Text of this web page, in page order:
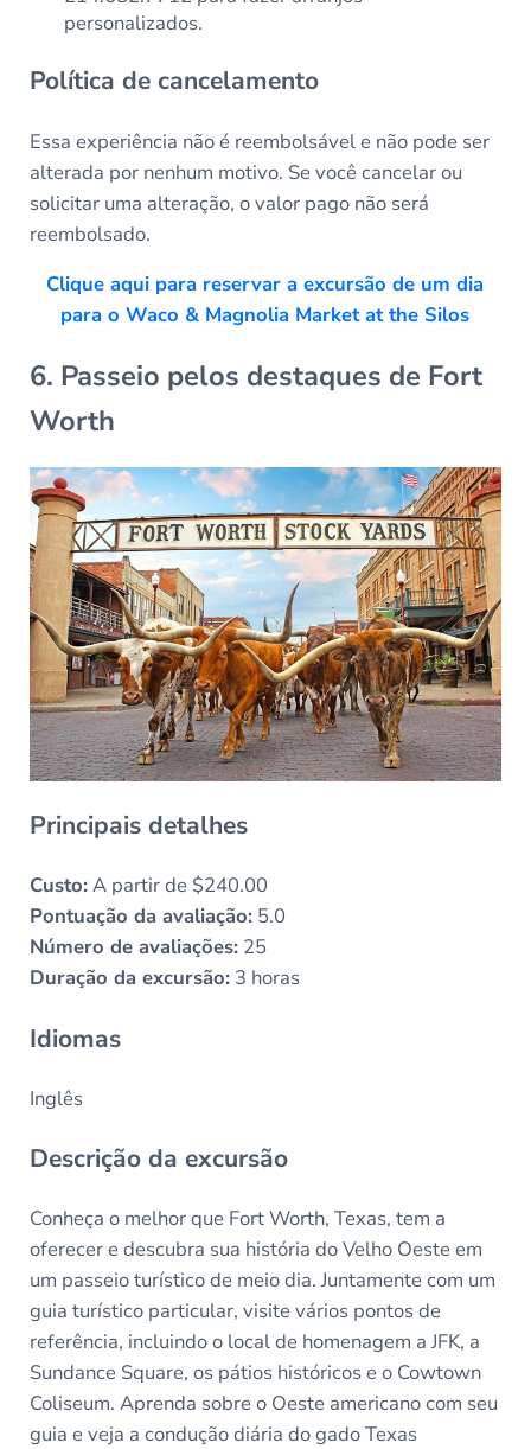
personalizados.
Política de cancelamento
Essa experiência não é reembolsável e não pode ser
alterada por nenhum motivo. Se você cancelar ou
solicitar uma alteração, o valor pago não será
reembolsado.
Clique aqui para reservar a excursão de um dia
para o Waco & Magnolia Market at the Silos
6. Passeio pelos destaques de Fort
Worth
Principais detalhes
Custo:A partir de $240.00
Pontuação da avaliação:5.0
Número de avaliações:25
Duração da excursão:3 horas
Idiomas
Inglês
Descrição da excursão
Conheça o melhor que Fort Worth, Texas, tem a
oferecer e descubra sua história do Velho Oeste em
um passeio turístico de meio dia. Juntamente com um
guia turístico particular, visite vários pontos de
referência, incluindo o local de homenagem a JFK, a
Sundance Square, os pátios históricos e o Cowtown
Coliseum. Aprenda sobre o Oeste americano com seu
guia e veja a condução diária do gado Texas